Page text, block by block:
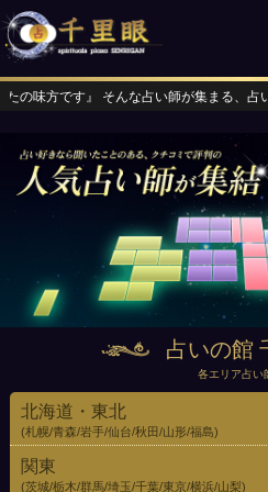
師が集まる、占いの館千里眼です。
占いの館
各エリア占い
北海道・東北
(札幌/青森/岩手/仙台/秋田/山形/福島)
関東
(茨城/栃木/群馬/埼玉/千葉/東京/横浜/山梨)